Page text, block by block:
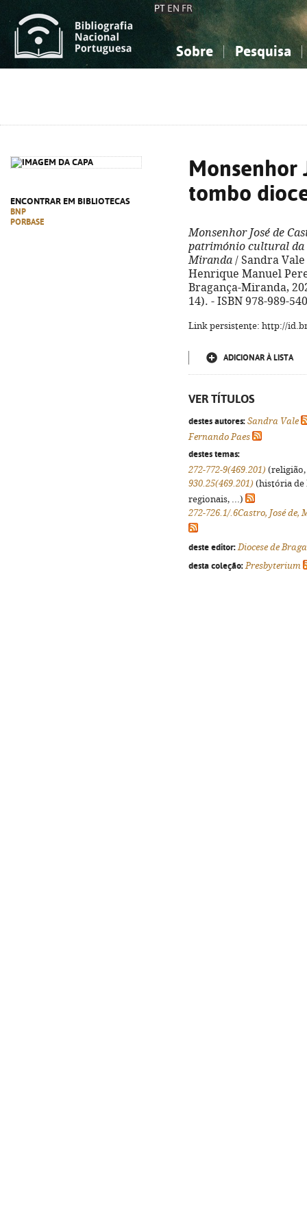
PT EN FR
Sobre Pesquisa
ENCONTRAR EM BIBLIOTECAS
BNP
PORBASE
Monsenhor
tombo
Monsenhor José de
património cultural da
Miranda / Sandra
Henrique Manuel
Bragança-Miranda,
14). - ISBN 978-989-
Link persistente: http://
ADICIONAR À LISTA
VER TÍTULOS
destes autores: Sandra Vale
Fernando Paes
destes temas:
272-772-9(469.201)
930.25(469.201) (história de
regionais, ...)
272-726.1/.6Castro, José de,
deste editor: Diocese de
desta coleção: Presbyterium